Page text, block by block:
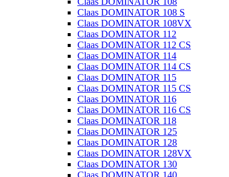
Claas DOMINATOR 108 S
Claas DOMINATOR 108VX
Claas DOMINATOR 112
Claas DOMINATOR 112 CS
Claas DOMINATOR 114
Claas DOMINATOR 114 CS
Claas DOMINATOR 115
Claas DOMINATOR 115 CS
Claas DOMINATOR 116
Claas DOMINATOR 116 CS
Claas DOMINATOR 118
Claas DOMINATOR 125
Claas DOMINATOR 128
Claas DOMINATOR 128VX
Claas DOMINATOR 130
Claas DOMINATOR 140